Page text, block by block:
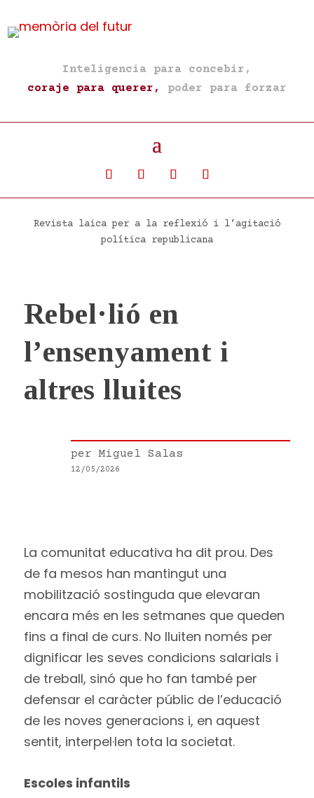
Inteligencia para concebir,
coraje para querer,
poder para forzar
Revista laica per a la reflexió i l’agitació
política republicana
Rebel·lió en
l’ensenyament i
altres lluites
per Miguel Salas
12/05/2026
La comunitat educativa ha dit prou. Des
de fa mesos han mantingut una
mobilització sostinguda que elevaran
encara més en les setmanes que queden
fins a final de curs. No lluiten només per
dignificar les seves condicions salarials i
de treball, sinó que ho fan també per
defensar el caràcter públic de l’educació
de les noves generacions i, en aquest
sentit, interpel·len tota la societat.
Escoles infantils